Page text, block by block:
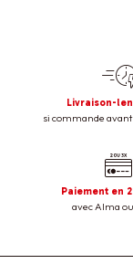
Livraison-
si commande avant
Paiement en
avec Alma